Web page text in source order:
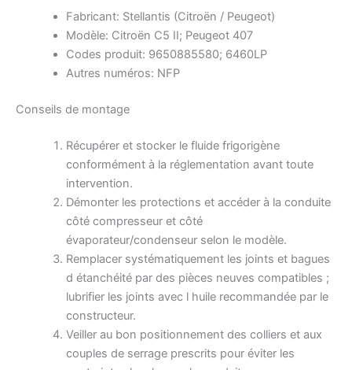
Fabricant: Stellantis (Citroën / Peugeot)
Modèle: Citroën C5 II; Peugeot 407
Codes produit: 9650885580; 6460LP
Autres numéros: NFP
Conseils de montage
Récupérer et stocker le fluide frigorigène
conformément à la réglementation avant toute
intervention.
Démonter les protections et accéder à la conduite
côté compresseur et côté
évaporateur/condenseur selon le modèle.
Remplacer systématiquement les joints et bagues
d étanchéité par des pièces neuves compatibles ;
lubrifier les joints avec l huile recommandée par le
constructeur.
Veiller au bon positionnement des colliers et aux
couples de serrage prescrits pour éviter les